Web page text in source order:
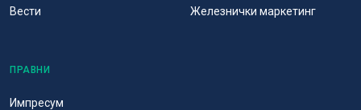
Вести
Железнички маркетинг
ПРАВНИ
Импресум